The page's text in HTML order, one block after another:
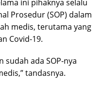
ini pihaknya selalu
Prosedur (SOP) dalam
medis, terutama yang
Covid-19.
sudah ada SOP-nya
tandasnya.